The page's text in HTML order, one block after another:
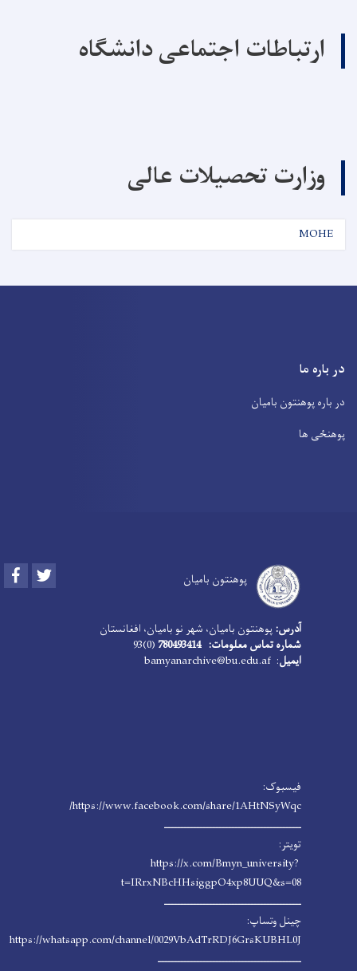
ارتباطات اجتماعی دانشگاه
وزارت تحصیلات عالی
MOHE
در باره ما
در باره پوهنتون بامیان
پوهنځی ها
پوهنتون بامیان Facebook
آدرس: پوهنتون بامیان، شهر نو بامیان، افغانستان
شماره تماس معلومات: 780493414
(0)93
ایمیل: bamyanarchive@bu.edu.af
فیسبوک:
https://www.facebook.com/share/1AHtNSyWqc/
ـــــــــــــــــــــــــــــــــــــــــــ
تویتر:
https://x.com/Bmyn_university?
t=IRrxNBcHHsiggpO4xp8UUQ&s=08
ـــــــــــــــــــــــــــــــــــــــــــ
چینل وتساپ:
https://whatsapp.com/channel/0029VbAdTrRDJ6GrsKUBHL0J
ـــــــــــــــــــــــــــــــــــــــــــــ